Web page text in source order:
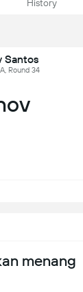
History
Santos
Round 34
menang